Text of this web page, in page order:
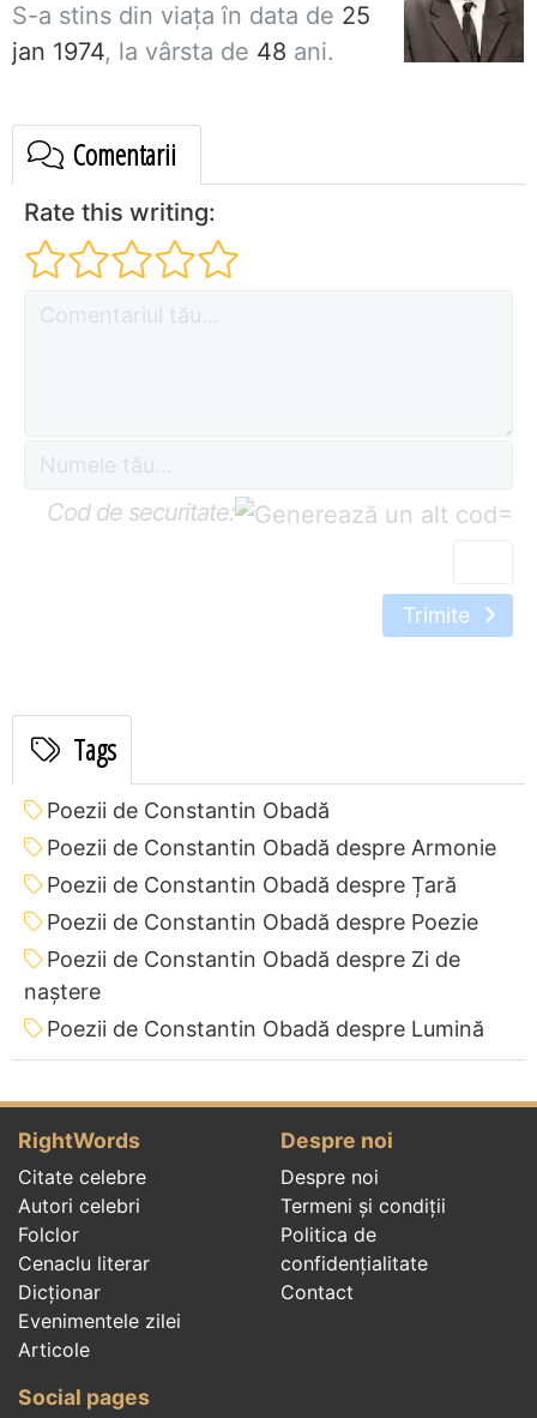
S-a stins din viaţa în data de 25
jan 1974, la vârsta de 48 ani.
Comentarii
Rate this writing:
Cod de securitate: =
Trimite
Tags
Poezii de Constantin Obadă
Poezii de Constantin Obadă despre Armonie
Poezii de Constantin Obadă despre Țară
Poezii de Constantin Obadă despre Poezie
Poezii de Constantin Obadă despre Zi de
naștere
Poezii de Constantin Obadă despre Lumină
RightWords
Citate celebre
Autori celebri
Folclor
Cenaclu literar
Dicționar
Evenimentele zilei
Articole
Despre noi
Despre noi
Termeni și condiții
Politica de
confidenţialitate
Contact
Social pages